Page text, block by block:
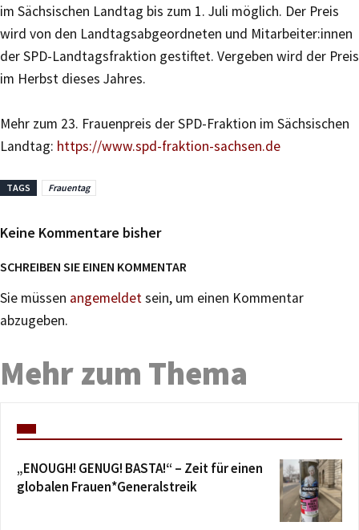
im Sächsischen Landtag bis zum 1. Juli möglich. Der Preis
wird von den Landtagsabgeordneten und Mitarbeiter:innen
der SPD-Landtagsfraktion gestiftet. Vergeben wird der Preis
im Herbst dieses Jahres.
Mehr zum 23. Frauenpreis der SPD-Fraktion im Sächsischen
Landtag: https://www.spd-fraktion-sachsen.de
TAGS Frauentag
Keine Kommentare bisher
SCHREIBEN SIE EINEN KOMMENTAR
Sie müssen angemeldetsein, um einen Kommentar
abzugeben.
Mehr zum Thema
„ENOUGH! GENUG! BASTA!“ – Zeit für einen
globalen Frauen*Generalstreik